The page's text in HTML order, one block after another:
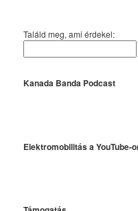
Találd meg, ami érdekel:
Kanada Banda Podcast
Elektromobilitás a YouTube-